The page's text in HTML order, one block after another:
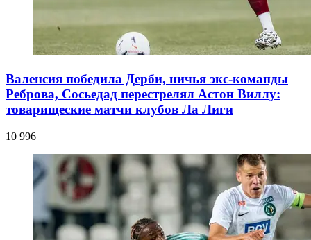
Валенсия победила Дерби, ничья экс-команды
Реброва, Сосьедад перестрелял Астон Виллу:
товарищеские матчи клубов Ла Лиги
10 996